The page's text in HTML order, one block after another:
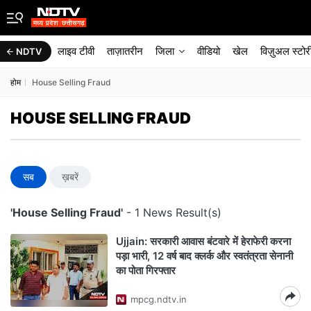
NDTV लाइव टीवी ताज़ातरीन जिला वीडियो खेल विज़ुअल
होम House Selling Fraud
HOUSE SELLING FRAUD
सब ख़बरें
'House Selling Fraud' - 1 News Result(s)
Ujjain: सरकारी आवास बंटवारे में हेराफेरी करना
पड़ा भारी, 12 वर्ष बाद क्लर्क और स्वतंत्रता सेनानी
का पोता गिरफ्तार
mpcg.ndtv.in